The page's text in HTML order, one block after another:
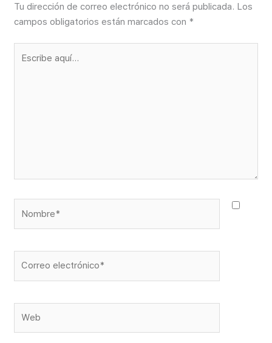
Tu dirección de correo electrónico no será publicada. Los
campos obligatorios están marcados con *